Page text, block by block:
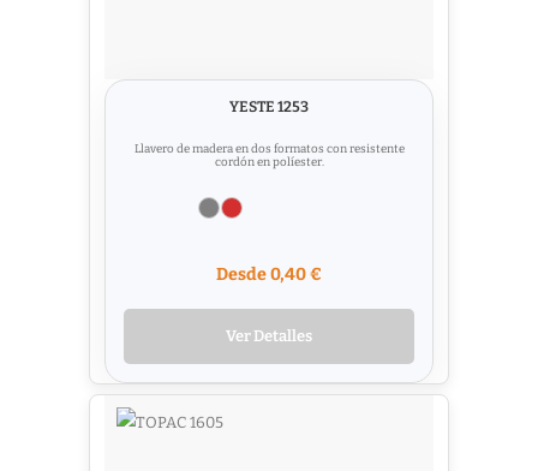
YESTE 1253
Llavero de madera en dos formatos con resistente
cordón en políester.
Desde 0,40 €
Ver Detalles